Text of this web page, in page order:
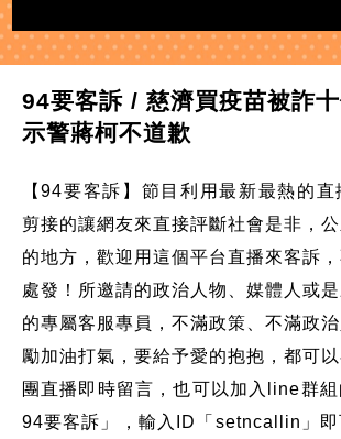
94要客訴 / 慈濟買疫苗被詐
示警蔣柯不道歉
【94要客訴】節目利用最新最熱的
剪接的讓網友來直接評斷社會是非，
的地方，歡迎用這個平台直播來客訴
處發！所邀請的政治人物、媒體人或
的專屬客服專員，不滿政策、不滿政
勵加油打氣，要給予愛的抱抱，都可
團直播即時留言，也可以加入line群
94要客訴」，輸入ID「setncallin」